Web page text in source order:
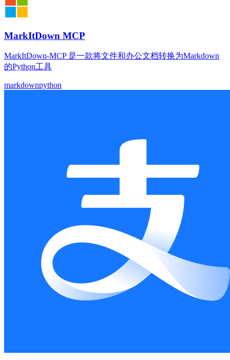
MarkItDown MCP
MarkItDown-MCP 是一款将文件和办公文档转换为Markdown
的Python工具
markdownpython